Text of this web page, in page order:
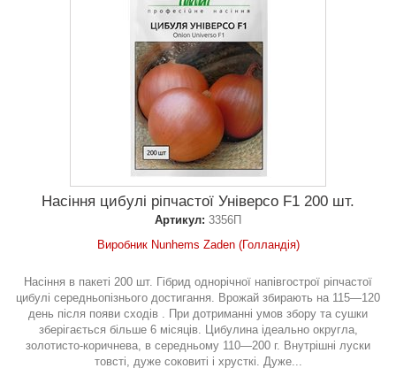
Насіння цибулі ріпчастої Універсо F1 200 шт.
Артикул: 3356П
Виробник Nunhems Zaden (Голландія)
Насіння в пакеті 200 шт. Гібрид однорічної напівгострої ріпчастої
цибулі середньопізнього достигання. Врожай збирають на 115—120
день після появи сходів . При дотриманні умов збору та сушки
зберігається більше 6 місяців. Цибулина ідеально округла,
золотисто-коричнева, в середньому 110—200 г. Внутрішні луски
товсті, дуже соковиті і хрусткі. Дуже...